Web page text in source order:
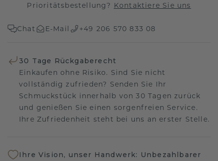
Prioritätsbestellung? Kontaktiere Sie uns
Chat E-Mail +49 206 570 833 08
30 Tage Rückgaberecht
Einkaufen ohne Risiko. Sind Sie nicht
vollständig zufrieden? Senden Sie Ihr
Schmuckstück innerhalb von 30 Tagen zurück
und genießen Sie einen sorgenfreien Service.
Ihre Zufriedenheit steht bei uns an erster Stelle.
Ihre Vision, unser Handwerk: Unbezahlbarer